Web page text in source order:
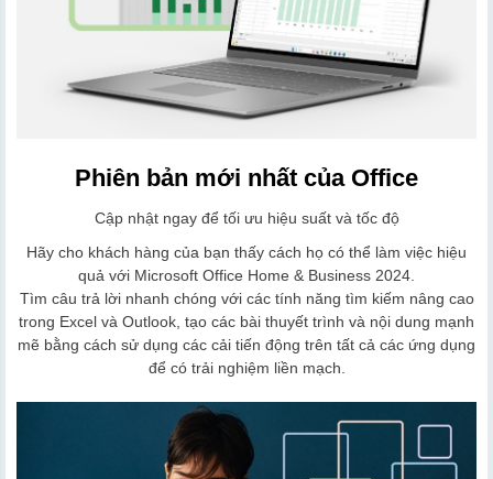
Phiên bản mới nhất của Office
Cập nhật ngay để tối ưu hiệu suất và tốc độ
Hãy cho khách hàng của bạn thấy cách họ có thể làm việc hiệu
quả với Microsoft Office Home & Business 2024.
Tìm câu trả lời nhanh chóng với các tính năng tìm kiếm nâng cao
trong Excel và Outlook, tạo các bài thuyết trình và nội dung mạnh
mẽ bằng cách sử dụng các cải tiến động trên tất cả các ứng dụng
để có trải nghiệm liền mạch.